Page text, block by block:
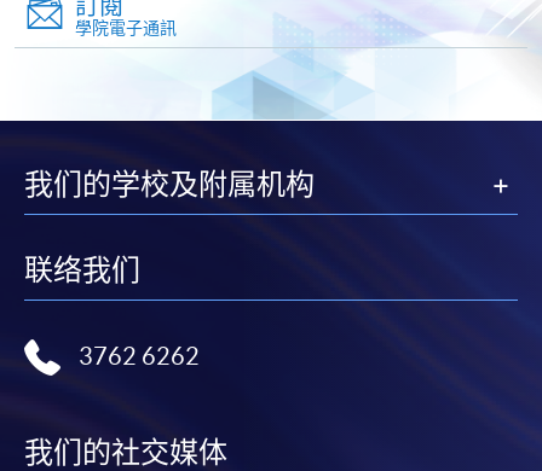
有關香港大學專業進修學院Summer School 的取錄方
法、學生須知、報名中心及其他相關資訊，請登入
。
訂閱
學院電子通訊
我们的学校及附属机构
联络我们
3762 6262
我们的社交媒体